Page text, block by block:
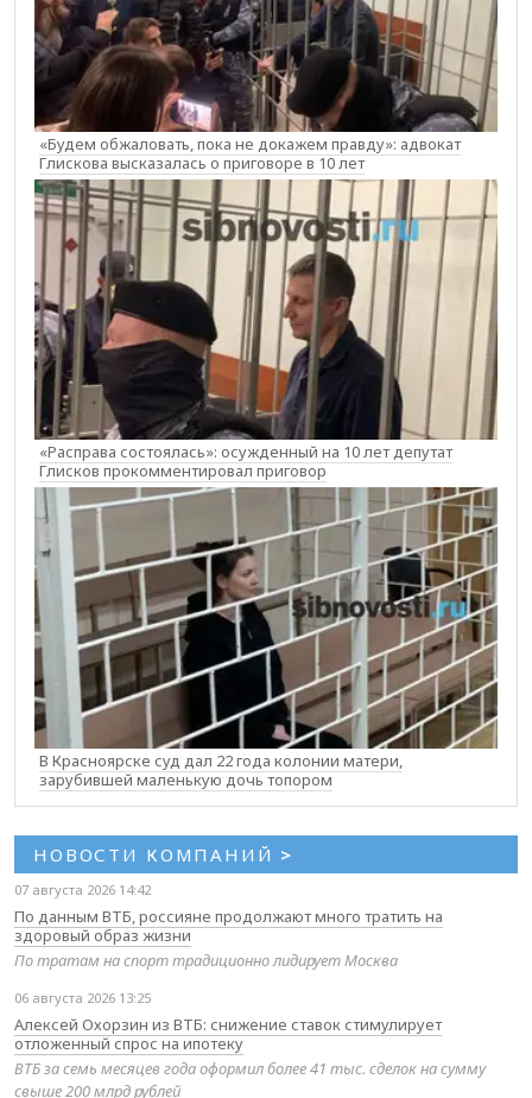
«Будем обжаловать, пока не докажем правду»: адвокат
Глискова высказалась о приговоре в 10 лет
«Расправа состоялась»: осужденный на 10 лет депутат
Глисков прокомментировал приговор
В Красноярске суд дал 22 года колонии матери,
зарубившей маленькую дочь топором
НОВОСТИ КОМПАНИЙ >
07 августа 2026 14:42
По данным ВТБ, россияне продолжают много тратить на
здоровый образ жизни
По тратам на спорт традиционно лидирует Москва
06 августа 2026 13:25
Алексей Охорзин из ВТБ: снижение ставок стимулирует
отложенный спрос на ипотеку
ВТБ за семь месяцев года оформил более 41 тыс. сделок на сумму
свыше 200 млрд рублей